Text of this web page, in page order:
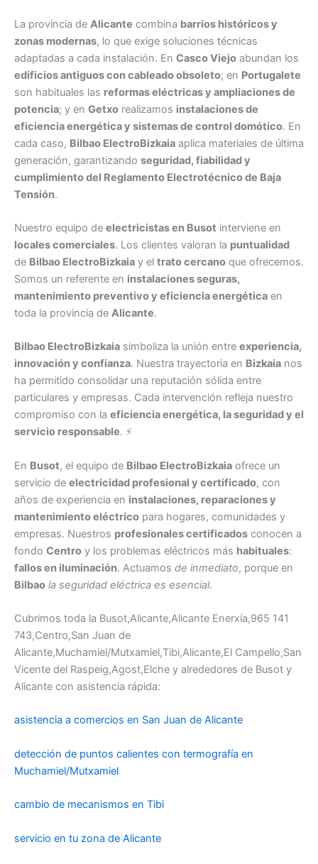
La provincia de Alicante combina barrios históricos y
zonas modernas, lo que exige soluciones técnicas
adaptadas a cada instalación. En Casco Viejo abundan los
edificios antiguos con cableado obsoleto; en Portugalete
son habituales las reformas eléctricas y ampliaciones de
potencia; y en Getxo realizamos instalaciones de
eficiencia energética y sistemas de control domótico. En
cada caso, Bilbao ElectroBizkaia aplica materiales de última
generación, garantizando seguridad, fiabilidad y
cumplimiento del Reglamento Electrotécnico de Baja
Tensión.
Nuestro equipo de electricistas en Busot interviene en
locales comerciales. Los clientes valoran la puntualidad
de Bilbao ElectroBizkaia y el trato cercano que ofrecemos.
Somos un referente en instalaciones seguras,
mantenimiento preventivo y eficiencia energética en
toda la provincia de Alicante.
Bilbao ElectroBizkaia simboliza la unión entre experiencia,
innovación y confianza. Nuestra trayectoria en Bizkaia nos
ha permitido consolidar una reputación sólida entre
particulares y empresas. Cada intervención refleja nuestro
compromiso con la eficiencia energética, la seguridad y el
servicio responsable. ⚡
En Busot, el equipo de Bilbao ElectroBizkaia ofrece un
servicio de electricidad profesional y certificado, con
años de experiencia en instalaciones, reparaciones y
mantenimiento eléctrico para hogares, comunidades y
empresas. Nuestros profesionales certificados conocen a
fondo Centro y los problemas eléctricos más habituales:
fallos en iluminación. Actuamos de inmediato, porque en
Bilbao la seguridad eléctrica es esencial.
Cubrimos toda la Busot,Alicante,Alicante Enerxía,965 141
743,Centro,San Juan de
Alicante,Muchamiel/Mutxamiel,Tibi,Alicante,El Campello,San
Vicente del Raspeig,Agost,Elche y alrededores de Busot y
Alicante con asistencia rápida:
asistencia a comercios en San Juan de Alicante
detección de puntos calientes con termografía en
Muchamiel/Mutxamiel
cambio de mecanismos en Tibi
servicio en tu zona de Alicante